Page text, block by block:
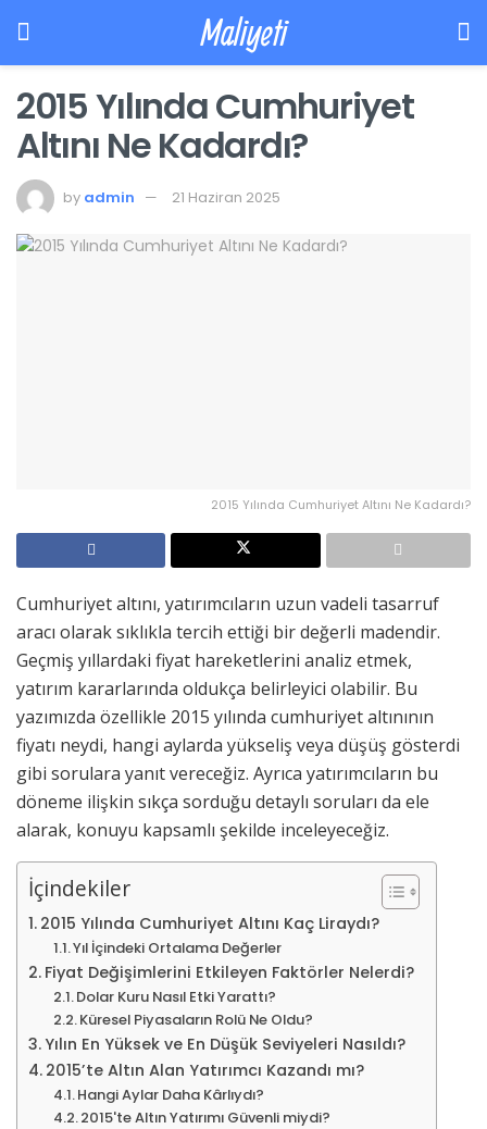
Maliyeti
2015 Yılında Cumhuriyet
Altını Ne Kadardı?
by admin 21 Haziran 2025
2015 Yılında Cumhuriyet Altını Ne Kadardı?
Cumhuriyet altını, yatırımcıların uzun vadeli tasarruf
aracı olarak sıklıkla tercih ettiği bir değerli madendir.
Geçmiş yıllardaki fiyat hareketlerini analiz etmek,
yatırım kararlarında oldukça belirleyici olabilir. Bu
yazımızda özellikle 2015 yılında cumhuriyet altınının
fiyatı neydi, hangi aylarda yükseliş veya düşüş gösterdi
gibi sorulara yanıt vereceğiz. Ayrıca yatırımcıların bu
döneme ilişkin sıkça sorduğu detaylı soruları da ele
alarak, konuyu kapsamlı şekilde inceleyeceğiz.
İçindekiler
2015 Yılında Cumhuriyet Altını Kaç Liraydı?
Yıl İçindeki Ortalama Değerler
Fiyat Değişimlerini Etkileyen Faktörler Nelerdi?
Dolar Kuru Nasıl Etki Yarattı?
Küresel Piyasaların Rolü Ne Oldu?
Yılın En Yüksek ve En Düşük Seviyeleri Nasıldı?
2015’te Altın Alan Yatırımcı Kazandı mı?
Hangi Aylar Daha Kârlıydı?
2015'te Altın Yatırımı Güvenli miydi?